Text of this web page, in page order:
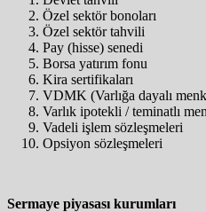
Özel sektör bonoları
Özel sektör tahvili
Pay (hisse) senedi
Borsa yatırım fonu
Kira sertifikaları
VDMK (Varlığa dayalı
Varlık ipotekli / teminatlı
Vadeli işlem sözleşmeleri
Opsiyon sözleşmeleri
Sermaye piyasası kurumları